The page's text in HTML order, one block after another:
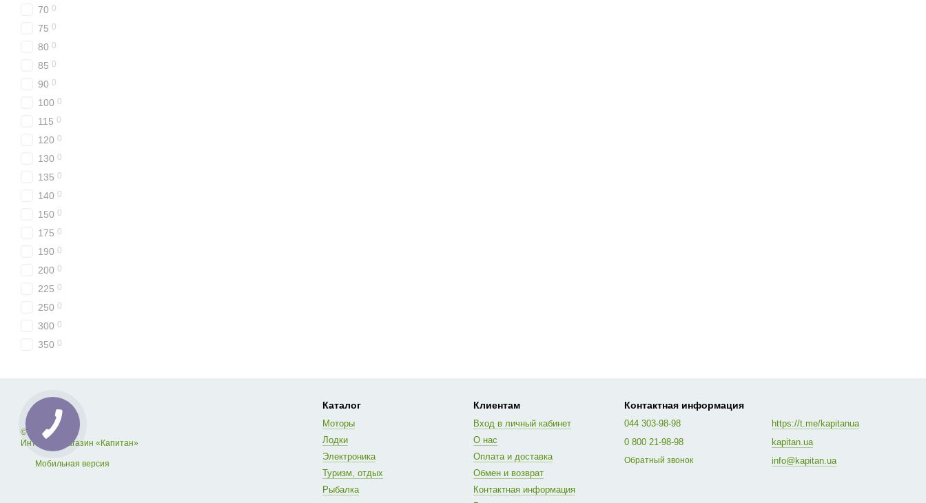
70 0
75 0
80 0
85 0
90 0
100 0
115 0
120 0
130 0
135 0
140 0
150 0
175 0
190 0
200 0
225 0
250 0
300 0
350 0
© 2012—2026
Интернет-магазин «Капитан»
Мобильная версия
Каталог
Моторы
Лодки
Электроника
Туризм, отдых
Рыбалка
Клиентам
Вход в личный кабинет
О нас
Оплата и доставка
Обмен и возврат
Контактная информация
Контактная информация
044 303-98-98
0 800 21-98-98
Обратный звонок
https://t.me/kapitanua
kapitan.ua
info@kapitan.ua